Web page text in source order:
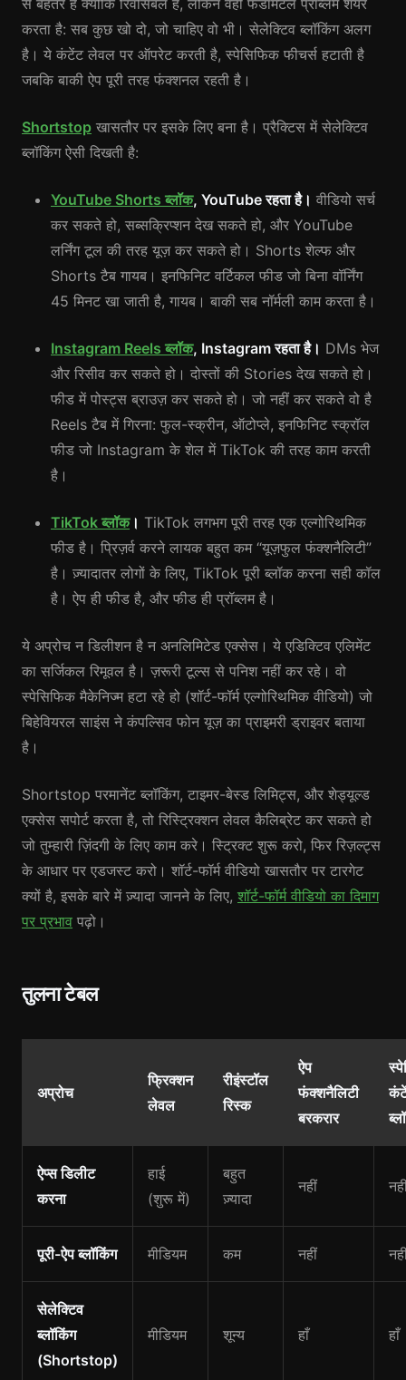
से बेहतर है क्योंकि रिवर्सिबल है, लेकिन वही फंडामेंटल प्रॉब्लम शेयर
करता है: सब कुछ खो दो, जो चाहिए वो भी। सेलेक्टिव ब्लॉकिंग अलग
है। ये कंटेंट लेवल पर ऑपरेट करती है, स्पेसिफिक फीचर्स हटाती है
जबकि बाकी ऐप पूरी तरह फंक्शनल रहती है।
Shortstop खासतौर पर इसके लिए बना है। प्रैक्टिस में सेलेक्टिव
ब्लॉकिंग ऐसी दिखती है:
YouTube Shorts ब्लॉक, YouTube रहता है। वीडियो सर्च
कर सकते हो, सब्सक्रिप्शन देख सकते हो, और YouTube
लर्निंग टूल की तरह यूज़ कर सकते हो। Shorts शेल्फ और
Shorts टैब गायब। इनफिनिट वर्टिकल फीड जो बिना वॉर्निंग
45 मिनट खा जाती है, गायब। बाकी सब नॉर्मली काम करता है।
Instagram Reels ब्लॉक, Instagram रहता है। DMs भेज
और रिसीव कर सकते हो। दोस्तों की Stories देख सकते हो।
फीड में पोस्ट्स ब्राउज़ कर सकते हो। जो नहीं कर सकते वो है
Reels टैब में गिरना: फुल-स्क्रीन, ऑटोप्ले, इनफिनिट स्क्रॉल
फीड जो Instagram के शेल में TikTok की तरह काम करती
है।
TikTok ब्लॉक। TikTok लगभग पूरी तरह एक एल्गोरिथमिक
फीड है। प्रिज़र्व करने लायक बहुत कम “यूज़फुल फंक्शनैलिटी”
है। ज़्यादातर लोगों के लिए, TikTok पूरी ब्लॉक करना सही कॉल
है। ऐप ही फीड है, और फीड ही प्रॉब्लम है।
ये अप्रोच न डिलीशन है न अनलिमिटेड एक्सेस। ये एडिक्टिव एलिमेंट
का सर्जिकल रिमूवल है। ज़रूरी टूल्स से पनिश नहीं कर रहे। वो
स्पेसिफिक मैकेनिज्म हटा रहे हो (शॉर्ट-फॉर्म एल्गोरिथमिक वीडियो) जो
बिहेवियरल साइंस ने कंपल्सिव फोन यूज़ का प्राइमरी ड्राइवर बताया
है।
Shortstop परमानेंट ब्लॉकिंग, टाइमर-बेस्ड लिमिट्स, और शेड्यूल्ड
एक्सेस सपोर्ट करता है, तो रिस्ट्रिक्शन लेवल कैलिब्रेट कर सकते हो
जो तुम्हारी ज़िंदगी के लिए काम करे। स्ट्रिक्ट शुरू करो, फिर रिज़ल्ट्स
के आधार पर एडजस्ट करो। शॉर्ट-फॉर्म वीडियो खासतौर पर टारगेट
क्यों है, इसके बारे में ज़्यादा जानने के लिए, शॉर्ट-फॉर्म वीडियो का दिमाग
पर प्रभाव पढ़ो।
तुलना टेबल
अप्रोच
फ्रिक्शन
लेवल
रीइंस्टॉल
रिस्क
ऐप
फंक्शनैलिटी
बरकरार
ऐप्स डिलीट
करना
हाई
(शुरू में)
बहुत
ज़्यादा
नहीं
पूरी-ऐप ब्लॉकिंग मीडियम कम नहीं
सेलेक्टिव
ब्लॉकिंग
(Shortstop)
मीडियम शून्य हाँ हाँ